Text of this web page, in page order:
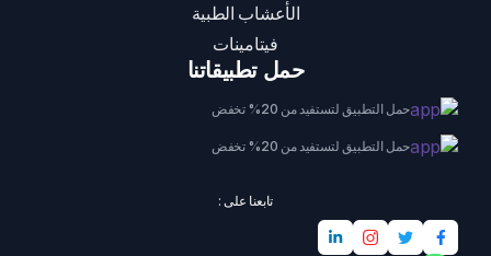
الأعشاب الطبية
فيتامينات
حمل تطبيقاتنا
حمل التطبيق لتستفيد من 20% تخفض
حمل التطبيق لتستفيد من 20% تخفض
تابعنا على :